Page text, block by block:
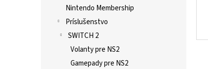
Nintendo Membership
Príslušenstvo
SWITCH 2
Volanty pre NS2
Gamepady pre NS2